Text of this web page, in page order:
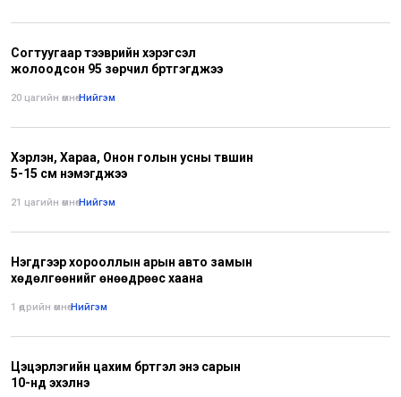
Согтуугаар тээврийн хэрэгсэл
жолоодсон 95 зөрчил бүртгэгджээ
20 цагийн өмнө•Нийгэм
Хэрлэн, Хараа, Онон голын усны түвшин
5-15 см нэмэгджээ
21 цагийн өмнө•Нийгэм
Нэгдүгээр хорооллын арын авто замын
хөдөлгөөнийг өнөөдрөөс хаана
1 өдрийн өмнө•Нийгэм
Цэцэрлэгийн цахим бүртгэл энэ сарын
10-нд эхэлнэ